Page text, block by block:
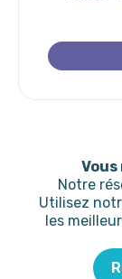
Notre
Utilisez
les